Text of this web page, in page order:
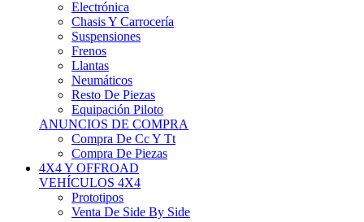
Electrónica
Chasis Y Carrocería
Suspensiones
Frenos
Llantas
Neumáticos
Resto De Piezas
Equipación Piloto
ANUNCIOS DE COMPRA
Compra De Cc Y Tt
Compra De Piezas
4X4 Y OFFROAD
VEHÍCULOS 4X4
Prototipos
Venta De Side By Side